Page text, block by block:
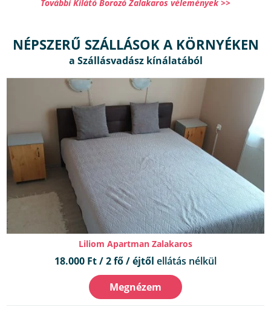
További Kilátó Borozó Zalakaros vélemények >>
NÉPSZERŰ SZÁLLÁSOK A KÖRNYÉKEN
Liliom Apartman Zalakaros
18.000 Ft / 2 fő / éjtől ellátás nélkül
Megnézem